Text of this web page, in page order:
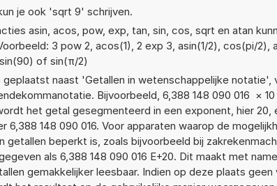
je ook 'sqrt 9' schrijven.
asin, acos, pow, exp, tan, sin, cos, sqrt en atan
3 pow 2, acos(1), 2 exp 3, asin(1/2), cos(pi/2),
of sin(π/2)
geplaatst naast 'Getallen in wetenschappelijke notatie',
Bijvoorbeeld, 6,388 148 090 016 × 10
het getal gesegmenteerd in een exponent, hier 20,
6,388 148 090 016. Voor apparaten waarop de
getallen beperkt is, zoals bijvoorbeeld bij
als 6,388 148 090 016 E+20. Dit maakt met
gemakkelijker leesbaar. Indien op deze plaats geen